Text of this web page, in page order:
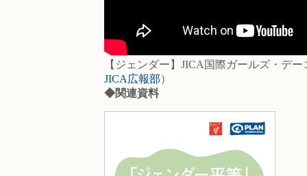
【ジェンダー】JICA国際ガールズ・デ
JICA広報部）
◆関連資料